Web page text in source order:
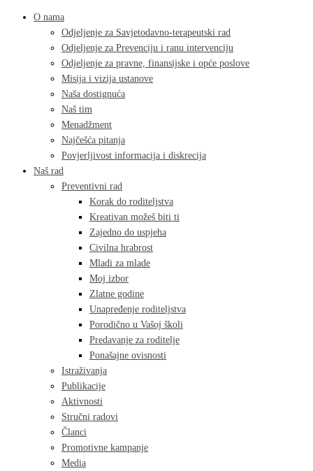
O nama
Odjeljenje za Savjetodavno-terapeutski rad
Odjeljenje za Prevenciju i ranu intervenciju
Odjeljenje za pravne, finansijske i opće poslove
Misija i vizija ustanove
Naša dostignuća
Naš tim
Menadžment
Najčešća pitanja
Povjerljivost informacija i diskrecija
Naš rad
Preventivni rad
Korak do roditeljstva
Kreativan možeš biti ti
Zajedno do uspjeha
Civilna hrabrost
Mladi za mlade
Moj izbor
Zlatne godine
Unapređenje roditeljstva
Porodično u Vašoj školi
Predavanje za roditelje
Ponašajne ovisnosti
Istraživanja
Publikacije
Aktivnosti
Stručni radovi
Članci
Promotivne kampanje
Media